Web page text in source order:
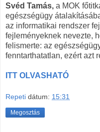
Svéd Tamás, a MOK
egészségügy
az informatikai rendszer
fejleményeknek nevezte,
felismerte: az
fenntarthatatlan, ezért azt
ITT OLVASHATÓ
Repeti dátum: 15:31
Megosztás